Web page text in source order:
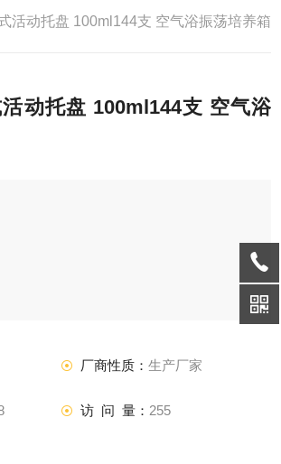
活动托盘 100ml144支 空气浴振荡培养箱
动托盘 100ml144支 空气浴
厂商性质： 生产厂家
访 问 量： 255